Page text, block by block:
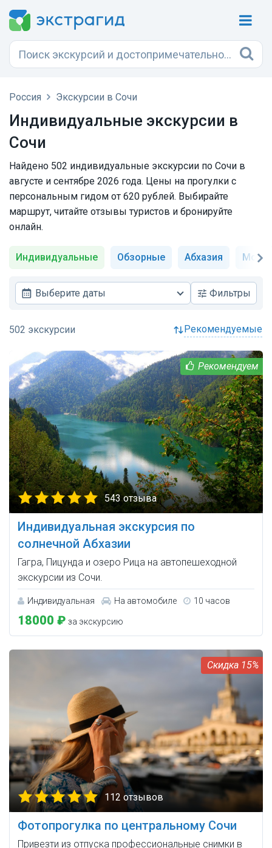
Россия Экскурсии в Сочи
Индивидуальные экскурсии в
Сочи
Найдено 502 индивидуальные экскурсии по Сочи в
августе и сентябре 2026 года. Цены на прогулки с
персональным гидом от 620 рублей. Выбирайте
маршрут, читайте отзывы туристов и бронируйте
онлайн.
Индивидуальные Обзорные Абхазия
Выберите даты Фильтры
рекомендуемые
543 отзыва
Индивидуальная экскурсия по
солнечной Абхазии
Гагра, Пицунда и озеро Рица на автопешеходной
экскурсии из Сочи.
Индивидуальная На автомобиле 10 часов
18000 ₽ за экскурсию
15%
112 отзывов
Фотопрогулка по центральному Сочи
Привезти из отпуска профессиональные снимки в